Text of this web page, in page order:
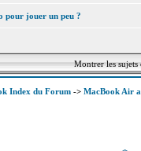
pour jouer un peu ?
Montrer les
Index du Forum-> MacBook Air